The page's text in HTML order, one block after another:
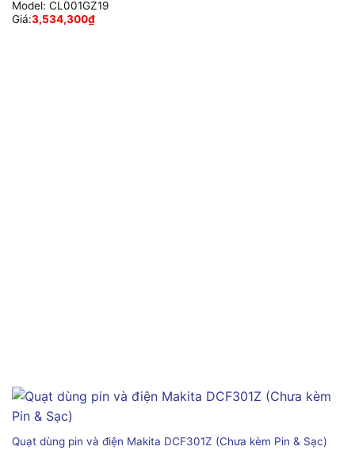
Model: CL001GZ19
Giá:3,534,300₫
Quạt dùng pin và điện Makita DCF301Z (Chưa kèm Pin & Sạc)